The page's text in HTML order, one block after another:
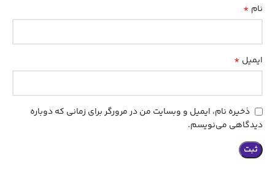
نام *
ایمیل *
ذخیره نام، ایمیل و وبسایت من در مرورگر برای زمانی که دوباره
دیدگاهی می‌نویسم.